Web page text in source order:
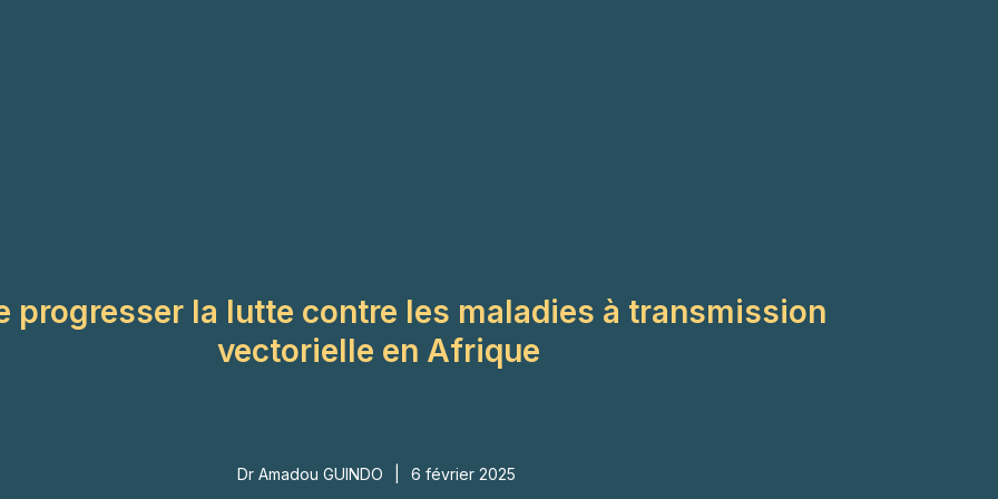
progresser la lutte contre les maladies à transmission
vectorielle en Afrique
Dr Amadou GUINDO 6 février 2025